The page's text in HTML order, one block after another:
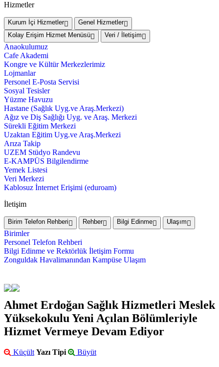
Hizmetler
Kurum İçi Hizmetler
Genel Hizmetler
Kolay Erişim Hizmet Menüsü
Veri / İletişim
Anaokulumuz
Cafe Akademi
Kongre ve Kültür Merkezlerimiz
Lojmanlar
Personel E-Posta Servisi
Sosyal Tesisler
Yüzme Havuzu
Hastane (Sağlık Uyg.ve Araş.Merkezi)
Ağız ve Diş Sağlığı Uyg. ve Araş. Merkezi
Sürekli Eğitim Merkezi
Uzaktan Eğitim Uyg.ve Araş.Merkezi
Arıza Takip
UZEM Stüdyo Randevu
E-KAMPÜS Bilgilendirme
Yemek Listesi
Veri Merkezi
Kablosuz İnternet Erişimi (eduroam)
İletişim
Birim Telefon Rehberi Rehber Bilgi Edinme Ulaşım
Birimler
Personel Telefon Rehberi
Bilgi Edinme ve Rektörlük İletişim Formu
Zonguldak Havalimanından Kampüse Ulaşım
Ahmet Erdoğan Sağlık Hizmetleri Meslek
Yüksekokulu Yeni Açılan Bölümleriyle
Hizmet Vermeye Devam Ediyor
Küçült Yazı Tipi Büyüt